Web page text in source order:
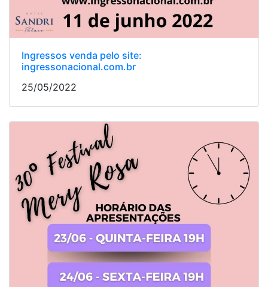
Ingressos venda pelo site:
ingressonacional.com.br
25/05/2022